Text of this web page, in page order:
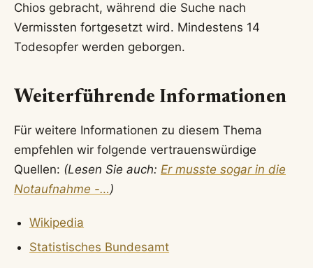
Chios gebracht, während die Suche nach
Vermissten fortgesetzt wird. Mindestens 14
Todesopfer werden geborgen.
Weiterführende Informationen
Für weitere Informationen zu diesem Thema
empfehlen wir folgende vertrauenswürdige
Quellen: (Lesen Sie auch: Er musste sogar in die
Notaufnahme -…)
Wikipedia
Statistisches Bundesamt